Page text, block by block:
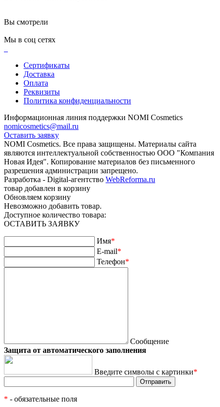
Вы смотрели
Мы в соц сетях
Сертификаты
Доставка
Оплата
Реквизиты
Политика конфиденциальности
Информационная линия поддержки NOMI Сosmetics
nomicosmetics@mail.ru
Оставить заявку
NOMI Сosmetics. Все права защищены. Материалы сайта
являются интеллектуальной собственностью ООО "Компания
Новая Идея". Копирование материалов без письменного
разрешения администрации запрещено.
Разработка - Digital-агентство WebReforma.ru
товар добавлен в корзину
Обновляем корзину
Невозможно добавить товар.
Доступное количество товара:
ОСТАВИТЬ ЗАЯВКУ
Имя*
E-mail*
Телефон*
Сообщение
Защита от автоматического заполнения
Введите символы с картинки*
* - обязательные поля